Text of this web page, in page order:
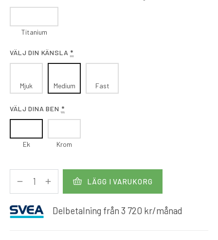
Titanium
VÄLJ DIN KÄNSLA *
Mjuk Medium Fast
VÄLJ DINA BEN *
Ek Krom
LÄGG I VARUKORG
Delbetalning från 3 720 kr/månad